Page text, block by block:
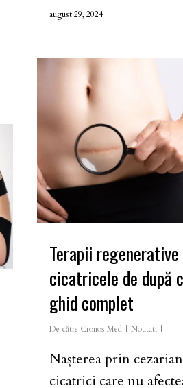
august 29, 2024
Terapii
cicatricele de după
ghid complet
De către Cronos Med Noutati
Nașterea prin
cicatrici care nu